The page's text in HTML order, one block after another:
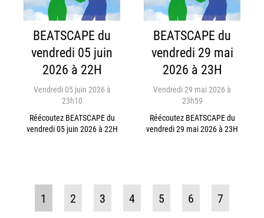
BEATSCAPE du
vendredi 05 juin
2026 à 22H
Vendredi 05 juin 2026 à
23h10
Réécoutez BEATSCAPE du
vendredi 05 juin 2026 à 22H
BEATSCAPE du
vendredi 29 mai
2026 à 23H
Vendredi 29 mai 2026 à
23h59
Réécoutez BEATSCAPE du
vendredi 29 mai 2026 à 23H
1 2 3 4 5 6 7